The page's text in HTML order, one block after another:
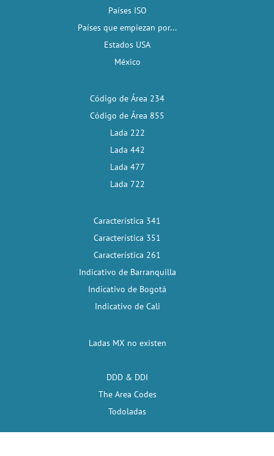
Países ISO
Países que empiezan por...
Estados USA
México
Código de Área 234
Código de Área 855
Lada 222
Lada 442
Lada 477
Lada 722
Característica 341
Característica 351
Característica 261
Indicativo de Barranquilla
Indicativo de Bogotá
Indicativo de Cali
Ladas MX no existen
DDD & DDI
The Area Codes
Todoladas